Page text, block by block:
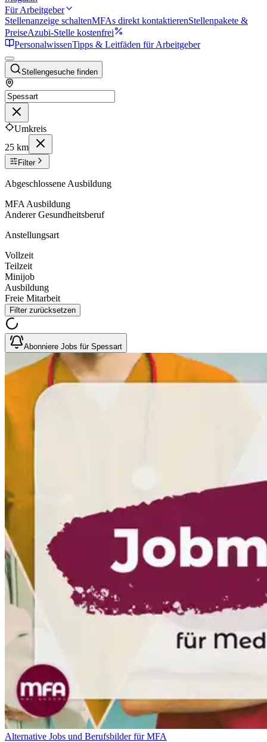
Für Arbeitgeber
Stellenanzeige schaltenMFAs direkt kontaktierenStellenpakete &
PreiseAzubi-Stelle kostenfrei
PersonalwissenTipps & Leitfäden für Arbeitgeber
Stellengesuche finden
Umkreis
25 km
Filter
Abgeschlossene Ausbildung
MFA Ausbildung
Anderer Gesundheitsberuf
Anstellungsart
Vollzeit
Teilzeit
Minijob
Ausbildung
Freie Mitarbeit
Filter zurücksetzen
Abonniere Jobs für Spessart
Alternative Jobs und Berufsbilder für MFA